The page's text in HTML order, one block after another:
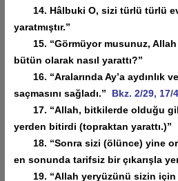
14. Hâlbuki O, sizi türlü türlü
yaratmıştır.”
15. “Görmüyor musunuz, Allah
bütün olarak nasıl yarattı?”
16. “Aralarında Ay’a aydınlık
saçmasını sağladı.” Bkz. 2/29, 17/
17. “Allah, bitkilerde olduğu
yerden bitirdi (topraktan yarattı.)”
18. “Sonra sizi (ölünce) yine
en sonunda tarifsiz bir çıkarışla
19. “Allah yeryüzünü sizin için